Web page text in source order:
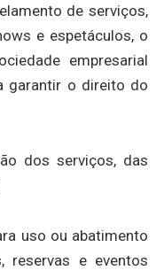
de serviços,
e espetáculos, o
empresarial
garantir o direito do
dos serviços, das
uso ou abatimento
reservas e eventos